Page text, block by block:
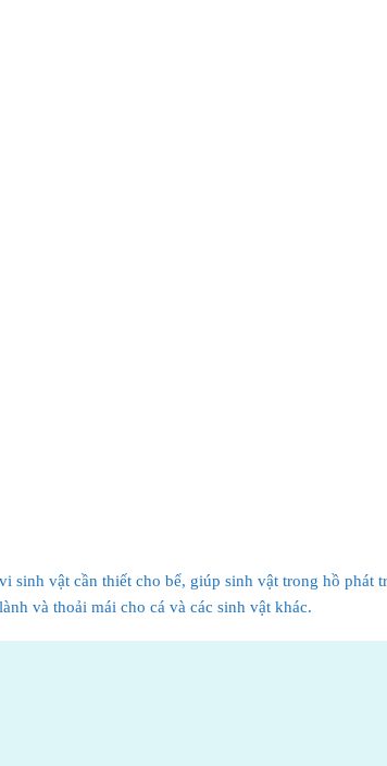
sinh vật cần thiết cho bể, giúp sinh vật trong hồ phát
và thoải mái cho cá và các sinh vật khác.